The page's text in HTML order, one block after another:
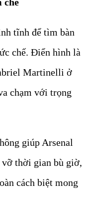
tĩnh để tìm bàn
chế. Điển hình là
Martinelli ở
chạm với trọng
giúp Arsenal
thời gian bù giờ,
cách biệt mong